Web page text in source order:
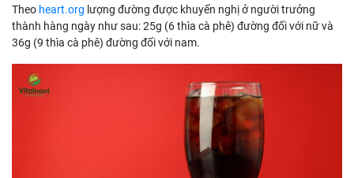
Theo heart.org lượng đường được khuyến nghị ở người trưởng
thành hàng ngày như sau: 25g (6 thìa cà phê) đường đối với nữ và
36g (9 thìa cà phê) đường đối với nam.